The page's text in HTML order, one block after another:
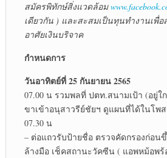
สมัครพิทักษ์สิ่งแวดล้อม
เดียวกัน ) และสะสมเป็นทุนทำงานเพื่
อาศัยเงินบริจาค
กำหนดการ
วันอาทิตย์ที่ 25 กันยายน 2565
07.00 น รวมพลที่ ปตท.สนามเป้า (อยู่
ขาเข้าอนุสาวรีย์ชัยฯ ดูแผนที่ได้ในโพ
07.30 น
– ต่อแถวรับป้ายชื่อ ตรวจคัดกรองก่อ
ล้างมือ เช็คสถานะวัคซีน ( แอพหม้อพร้